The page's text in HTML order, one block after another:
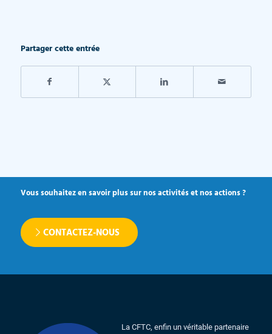
Partager cette entrée
Vous souhaitez en savoir plus sur nos activités et nos actions ?
CONTACTEZ-NOUS
La CFTC, enfin un véritable partenaire